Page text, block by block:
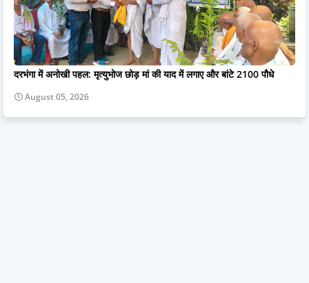
दरभंगा में अनोखी पहल: मृत्युभोज छोड़ मां की याद में लगाए और बांटे 2100 पौधे
August 05, 2026